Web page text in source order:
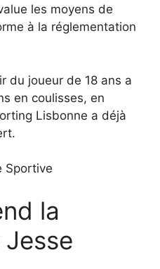
les moyens de
à la réglementation
du joueur de 18 ans a
en coulisses, en
Lisbonne a déjà
Sportive
la